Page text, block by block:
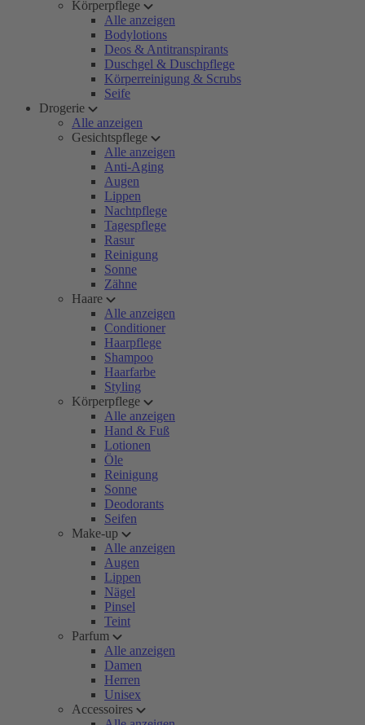
Körperpflege
Alle anzeigen
Bodylotions
Deos & Antitranspirants
Duschgel & Duschpflege
Körperreinigung & Scrubs
Seife
Drogerie
Alle anzeigen
Gesichtspflege
Alle anzeigen
Anti-Aging
Augen
Lippen
Nachtpflege
Tagespflege
Rasur
Reinigung
Sonne
Zähne
Haare
Alle anzeigen
Conditioner
Haarpflege
Shampoo
Haarfarbe
Styling
Körperpflege
Alle anzeigen
Hand & Fuß
Lotionen
Öle
Reinigung
Sonne
Deodorants
Seifen
Make-up
Alle anzeigen
Augen
Lippen
Nägel
Pinsel
Teint
Parfum
Alle anzeigen
Damen
Herren
Unisex
Accessoires